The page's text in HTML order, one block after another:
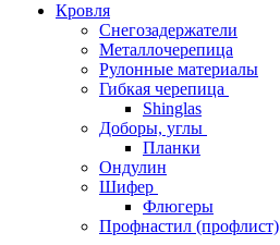
Кровля
Снегозадержатели
Металлочерепица
Рулонные материалы
Гибкая черепица
Shinglas
Доборы, углы
Планки
Ондулин
Шифер
Флюгеры
Профнастил (профлист)